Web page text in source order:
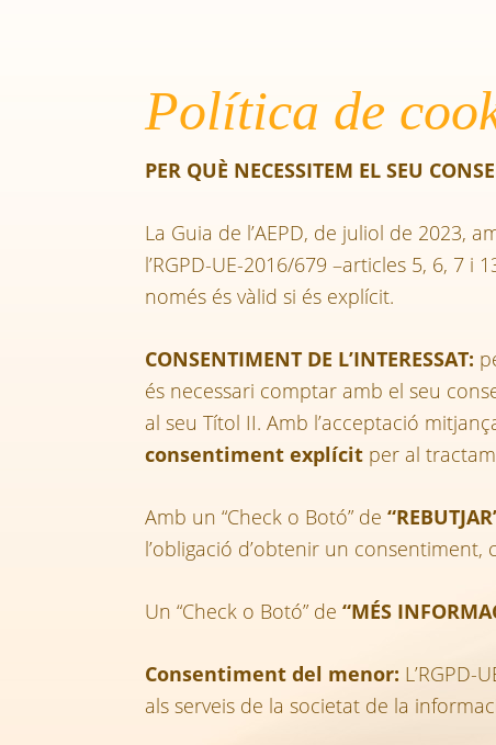
Política de
PER QUÈ NECESSITEM EL SEU
La Guia de l’AEPD, de juliol de 2023,
l’RGPD-UE-2016/679 –articles 5, 6, 7
només és vàlid si és explícit.
CONSENTIMENT DE L’INTERESSAT:
és necessari comptar amb el seu
al seu Títol II. Amb l’acceptació
consentiment explícit per al
Amb un “Check o Botó” de
l’obligació d’obtenir un
Un “Check o Botó” de “MÉS
Consentiment del menor:
als serveis de la societat de la